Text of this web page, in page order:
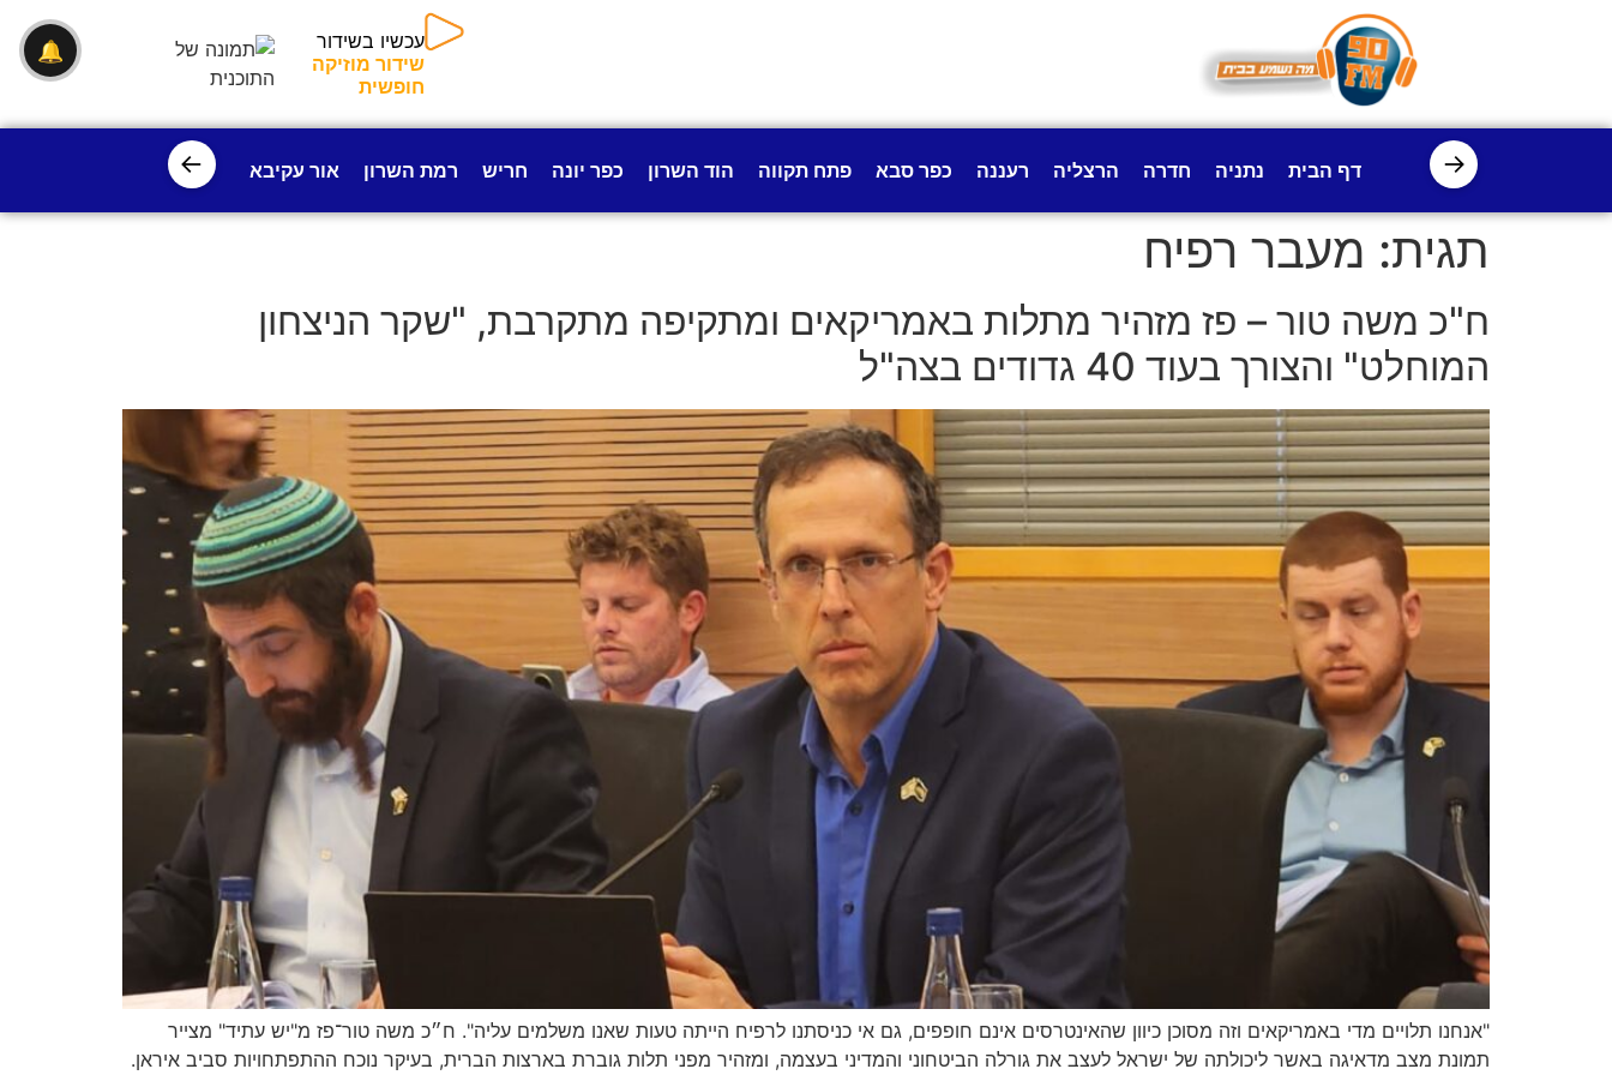
עכשיו בשידור
שידור מוזיקה
חופשית
→ דף הבית נתניה חדרה הרצליה רעננה כפר סבא פתח תקווה הוד השרון כפר יונה חריש רמת השרון אור עקיבא פרדס חנה
←
תגית: מעבר רפיח
ח"כ משה טור – פז מזהיר מתלות באמריקאים ומתקיפה מתקרבת, "שקר הניצחון
המוחלט" והצורך בעוד 40 גדודים בצה"ל
"אנחנו תלויים מדי באמריקאים וזה מסוכן כיוון שהאינטרסים אינם חופפים, גם אי כניסתנו לרפיח הייתה טעות שאנו משלמים עליה". ח״כ משה טור־פז מ"יש עתיד" מצייר
תמונת מצב מדאיגה באשר ליכולתה של ישראל לעצב את גורלה הביטחוני והמדיני בעצמה, ומזהיר מפני תלות גוברת בארצות הברית, בעיקר נוכח ההתפתחויות סביב איראן.
🔔